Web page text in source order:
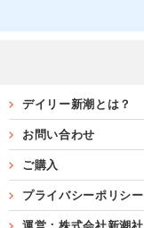
デイリー新潮とは？
お問い合わせ
ご購入
プライバシーポリシー